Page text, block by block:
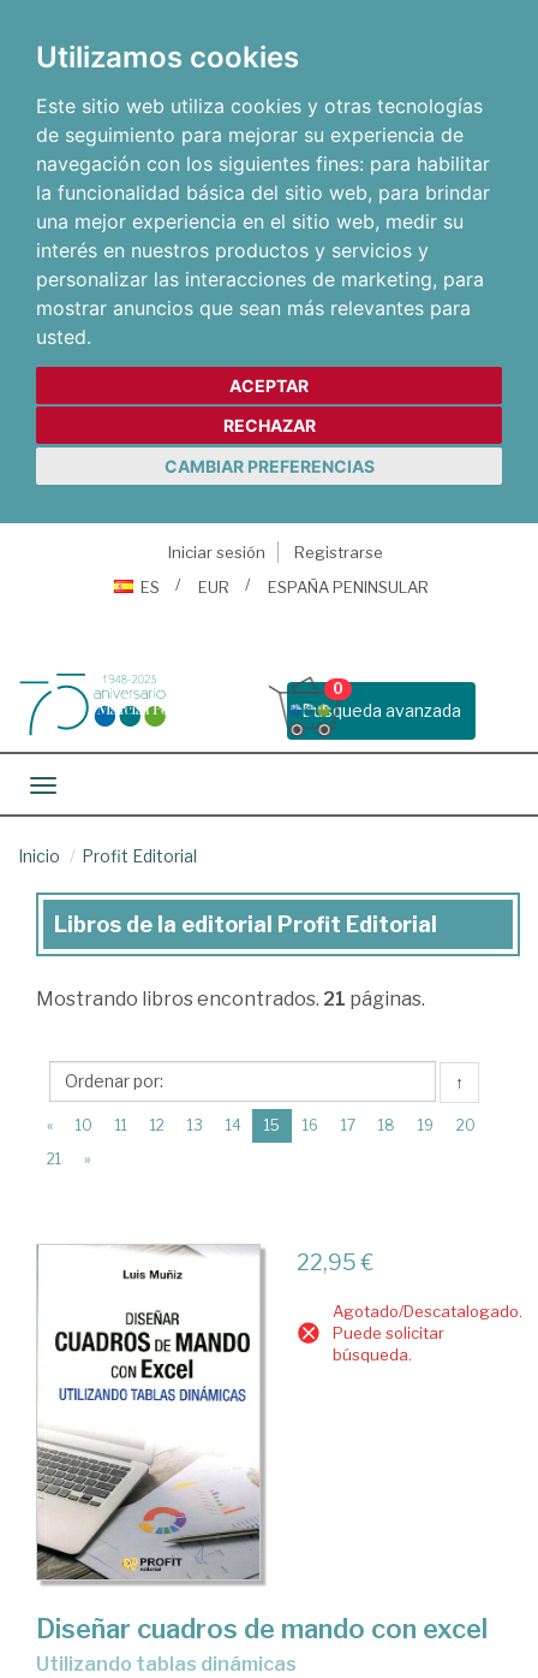
Utilizamos cookies
Este sitio web utiliza cookies y otras tecnologías
de seguimiento para mejorar su experiencia de
navegación con los siguientes fines: para habilitar
la funcionalidad básica del sitio web, para brindar
una mejor experiencia en el sitio web, medir su
interés en nuestros productos y servicios y
personalizar las interacciones de marketing, para
mostrar anuncios que sean más relevantes para
usted.
ACEPTAR
RECHAZAR
CAMBIAR PREFERENCIAS
Iniciar sesión
Registrarse
ES
EUR ESPAÑA PENINSULAR
Busqueda avanzada
0
Toggle navigation
Inicio Profit Editorial
Libros
la
Profit
Editorial
Libros de la editorial Profit Editorial
Mostrando libros encontrados. 21 páginas.
↑
« 10 11 12 13 14 15 (current)
16 17 18 19
20
21
»
22,95 €
Agotado/Descatalogado.
Puede solicitar
búsqueda.
Diseñar cuadros de mando con excel
utilizando tablas dinámicas